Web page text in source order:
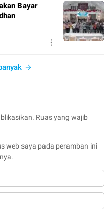
Bayar
Ruas yang wajib
web saya pada peramban ini